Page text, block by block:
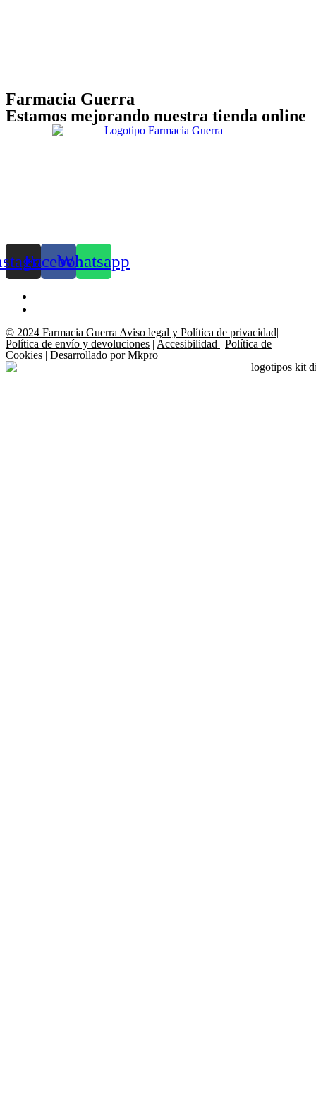
Farmacia Guerra
Estamos mejorando nuestra tienda online
FacebookWhatsapp
© 2024 Farmacia Guerra Aviso legal y Política de privacidad|
Política de envío y devoluciones | Accesibilidad | Política de
Cookies | Desarrollado por Mkpro